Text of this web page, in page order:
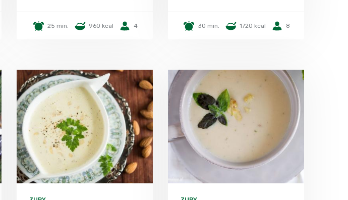
25 min. 960 kcal 4 30 min. 1720 kcal 8